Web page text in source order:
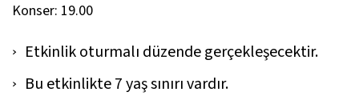
Konser: 19.00
Etkinlik oturmalı düzende gerçekleşecektir.
Bu etkinlikte 7 yaş sınırı vardır.